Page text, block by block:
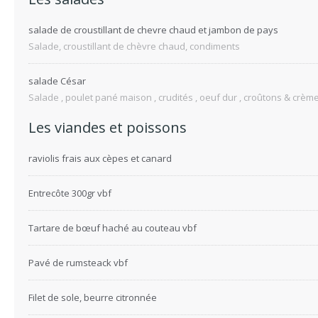
salade de croustillant de chevre chaud et jambon de pays
Salade, croustillant de chèvre chaud, condiments
salade César
Salade , poulet pané maison , crudités , oeuf dur , croûtons &
Les viandes et poissons
raviolis frais aux cèpes et canard
Entrecôte 300gr vbf
Tartare de bœuf haché au couteau vbf
Pavé de rumsteack vbf
Filet de sole, beurre citronnée